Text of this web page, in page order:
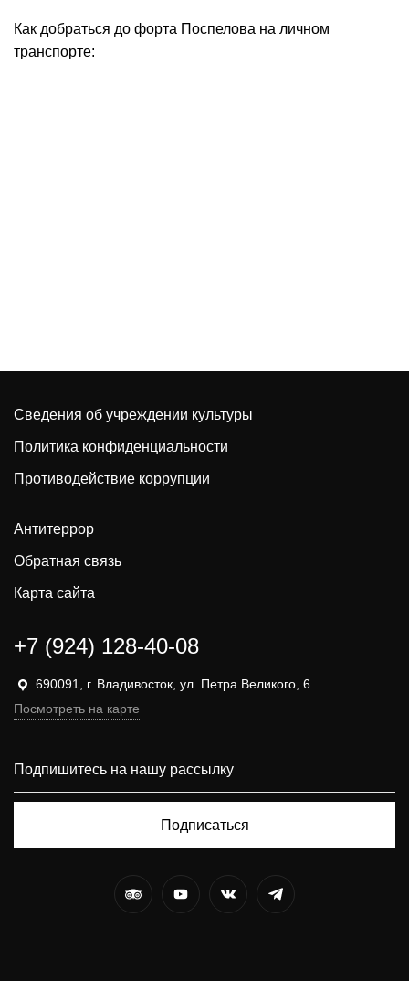
Как добраться до форта Поспелова на личном
транспорте:
Сведения об учреждении культуры
Политика конфиденциальности
Противодействие коррупции
Антитеррор
Обратная связь
Карта сайта
+7 (924) 128-40-08
690091, г. Владивосток, ул. Петра Великого, 6
Посмотреть на карте
Подписаться